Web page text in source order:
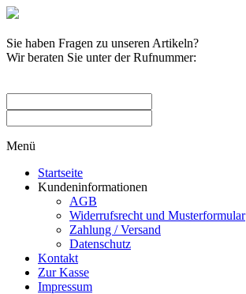
Sie haben Fragen zu unseren Artikeln?
Wir beraten Sie unter der Rufnummer:
Menü
Startseite
Kundeninformationen
AGB
Widerrufsrecht und Musterformular
Zahlung / Versand
Datenschutz
Kontakt
Zur Kasse
Impressum